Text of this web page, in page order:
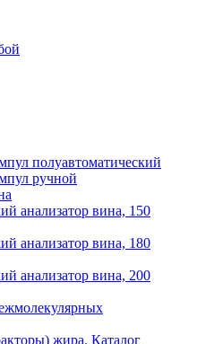
полуавтоматический
ручной
анализатор вина, 150
анализатор вина, 180
анализатор вина, 200
жира. Каталог